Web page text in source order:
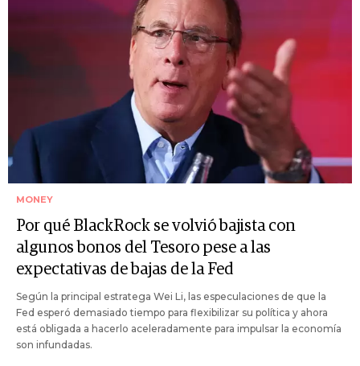
MONEY
Por qué BlackRock se volvió bajista con
algunos bonos del Tesoro pese a las
expectativas de bajas de la Fed
Según la principal estratega Wei Li, las especulaciones de que la
Fed esperó demasiado tiempo para flexibilizar su política y ahora
está obligada a hacerlo aceleradamente para impulsar la economía
son infundadas.